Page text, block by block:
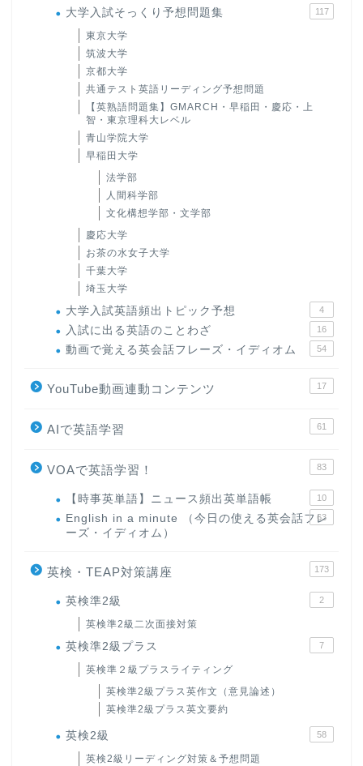
大学入試そっくり予想問題集 117
東京大学
筑波大学
京都大学
共通テスト英語リーディング予想問題
【英熟語問題集】GMARCH・早稲田・慶応・上
智・東京理科大レベル
青山学院大学
早稲田大学
法学部
人間科学部
文化構想学部・文学部
慶応大学
お茶の水女子大学
千葉大学
埼玉大学
大学入試英語頻出トピック予想 4
入試に出る英語のことわざ 16
動画で覚える英会話フレーズ・イディオム 54
YouTube動画連動コンテンツ 17
AIで英語学習 61
VOAで英語学習！ 83
【時事英単語】ニュース頻出英単語帳 10
English in a minute （今日の使える英会話フレ
ーズ・イディオム）
63
英検・TEAP対策講座 173
英検準2級 2
英検準2級二次面接対策
英検準2級プラス 7
英検準２級プラスライティング
英検準2級プラス英作文（意見論述）
英検準2級プラス英文要約
英検2級 58
英検2級リーディング対策＆予想問題